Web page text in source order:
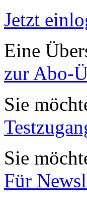
Jetzt
Eine
zur Abo-
Sie
Sie
Für